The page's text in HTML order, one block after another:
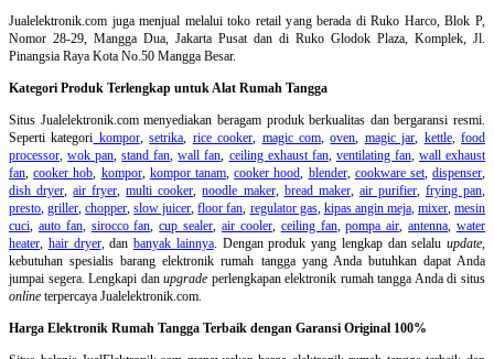
Jualelektronik.com juga menjual melalui toko retail yang berada di Ruko Harco, Blok P,
Nomor 28-29, Mangga Dua, Jakarta Pusat dan di Ruko Glodok Plaza, Komplek, Jl.
Pinangsia Raya Kota No.50 Mangga Besar.
Kategori Produk Terlengkap untuk Alat Rumah Tangga
Situs Jualelektronik.com menyediakan beragam produk berkualitas dan bergaransi resmi.
Seperti kategori kompor,setrika, rice cooker, magic com,oven, magic jar, kettle,food
processor,wok pan,stand fan,wall fan, ceiling exhaust fan, ventilating fan, wall exhaust
fan,cooker hob, kompor, kompor tanam,cooker hood, blender, cookware set,dispenser,
dish dryer,air fryer,multi cooker,noodle maker, bread maker, air purifier, frying pan,
presto,griller,chopper,slow juicer,floor fan, regulator gas, kipas angin meja, mixer,mesin
cuci, auto fan, sirocco fan,cup sealer,air cooler, ceiling fan,pompa air,antenna,water
heater, hair dryer, dan banyak lainnya. Dengan produk yang lengkap dan selalu update,
kebutuhan spesialis barang elektronik rumah tangga yang Anda butuhkan dapat Anda
jumpai segera. Lengkapi danupgrade perlengkapan elektronik rumah tangga Anda di situs
online terpercaya Jualelektronik.com.
Harga Elektronik Rumah Tangga Terbaik dengan Garansi Original 100%